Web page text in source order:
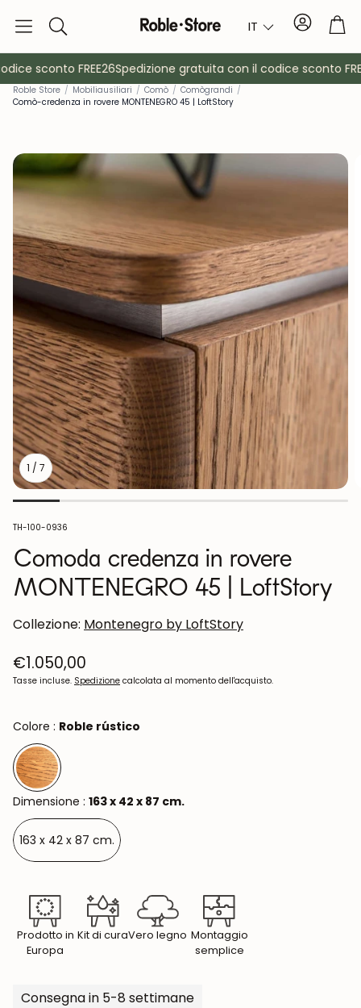
Ricerca IT Conto
Credenze Console
Armadietti
Appendiabiti Mobili
sconto FREE26Spedizione gratuita con il codice sconto
Roble Store / Mobiliausiliari / Comò / Comògrandi /
Comò-credenza in rovere MONTENEGRO 45 | LoftStory
1 / 7
SKU:
TH-100-0936
Comoda credenza in rovere
MONTENEGRO 45 | LoftStory
Collezione: Montenegro by LoftStory
Prezzo
normale
€1.050,00
Tasse incluse. Spedizione calcolata al momento dell'acquisto.
Colore : Roble rústico
Dimensione : 163 x 42 x 87 cm.
163 x 42 x 87 cm.
Prodotto in
Europa
Kit di curaVero legno Montaggio
semplice
Consegna in 5-8 settimane